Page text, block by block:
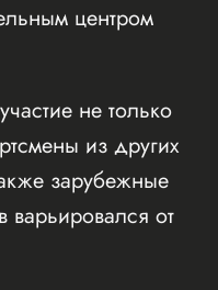
центром
не только
из других
зарубежные
варьировался от